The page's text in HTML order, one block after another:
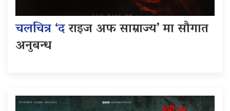
चलचित्र ‘दराइज अफ साम्राज्य’ मा सौगात
अनुबन्ध